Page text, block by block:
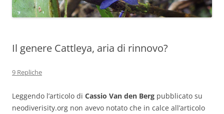
Il genere Cattleya, aria di rinnovo?
9 Repliche
Leggendo l’articolo di Cassio Van den Berg pubblicato su
neodiverisity.org non avevo notato che in calce all’articolo